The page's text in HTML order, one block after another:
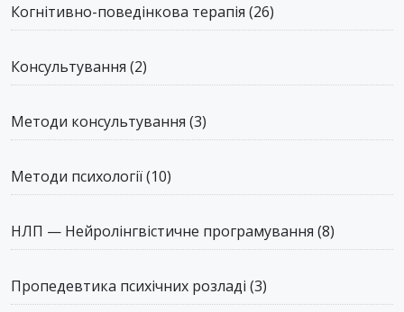
Когнітивно-поведінкова терапія (26)
Консультування (2)
Методи консультування (3)
Методи психології(10)
НЛП — Нейролінгвістичне програмування (8)
Пропедевтика психічних розладі (3)